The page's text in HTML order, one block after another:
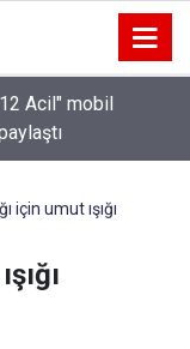
Acil" mobil
için umut ışığı